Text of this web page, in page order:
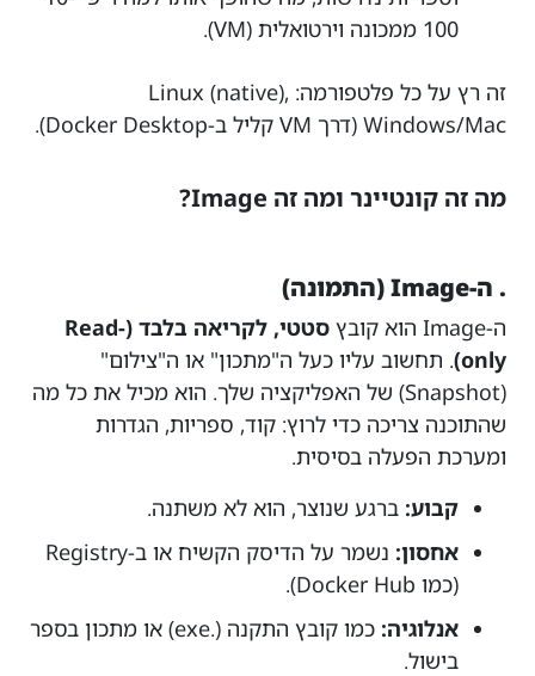
100 ממכונה וירטואלית (VM).
זה רץ על כל פלטפורמה: Linux (native),
Windows/Mac (דרך VM קליל ב-Docker Desktop).
מה זה קונטיינר ומה זה Image?
. ה-Image (התמונה)
ה-Image הוא קובץ
סטטי, לקריאה בלבד (Read-
only) . תחשוב עליו כעל ה"מתכון" או ה"צילום"
(Snapshot) של האפליקציה שלך. הוא מכיל את כל מה
שהתוכנה צריכה כדי לרוץ: קוד, ספריות, הגדרות
ומערכת הפעלה בסיסית.
קבוע: ברגע שנוצר, הוא לא משתנה.
אחסון:
נשמר על הדיסק הקשיח או ב-Registry
(כמו Docker Hub).
אנלוגיה:
כמו קובץ התקנה (.exe) או מתכון בספר
בישול.